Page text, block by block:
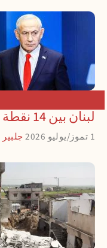
لبنان بين 14 نقطة و14 نقطة أخرى
1 تموز/يوليو 2026